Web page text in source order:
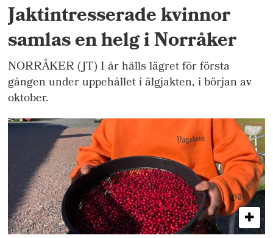
Jaktintresserade kvinnor
samlas en helg i Norråker
NORRÅKER (JT) I år hålls lägret för första
gången under uppehållet i älgjakten, i början av
oktober.